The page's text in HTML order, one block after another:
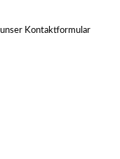
Kontaktformular